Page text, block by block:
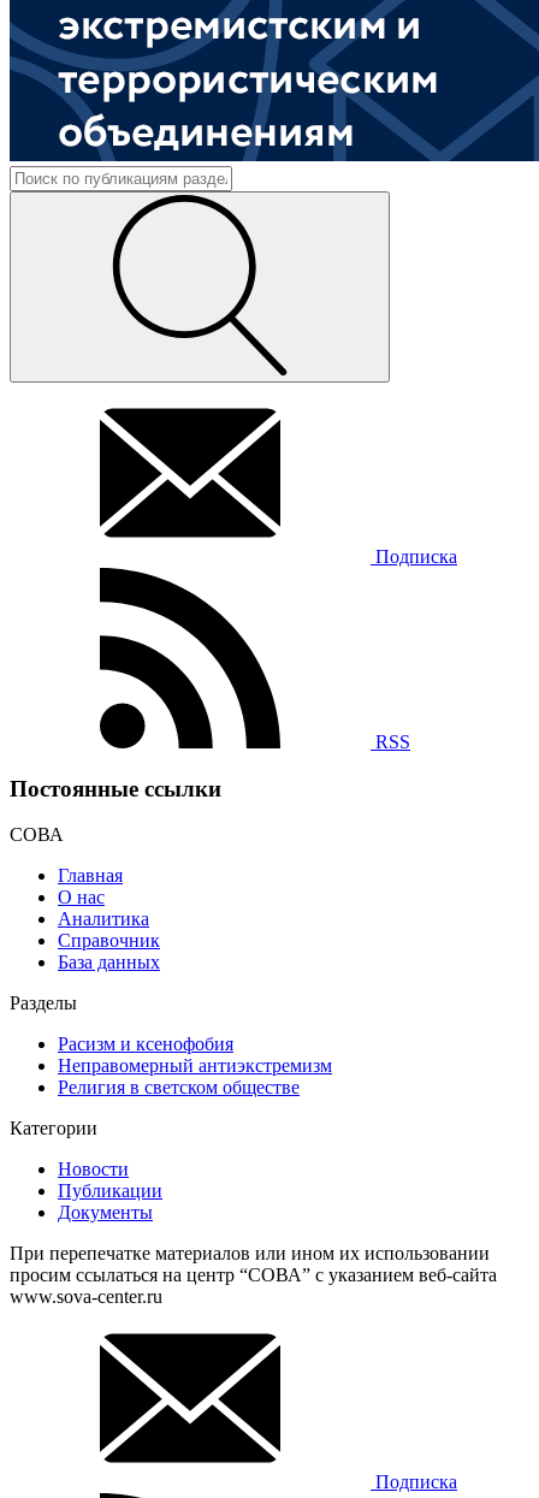
Подписка
RSS
Постоянные ссылки
СОВА
Главная
О нас
Аналитика
Справочник
База данных
Разделы
Расизм и ксенофобия
Неправомерный антиэкстремизм
Религия в светском обществе
Категории
Новости
Публикации
Документы
При перепечатке материалов или ином их использовании
просим ссылаться на центр “СОВА” с указанием веб-сайта
www.sova-center.ru
Подписка